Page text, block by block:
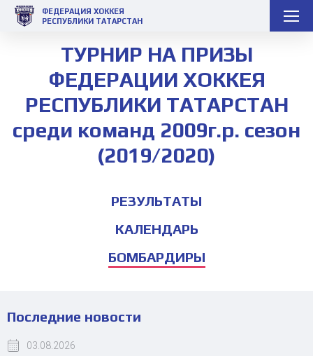
ФЕДЕРАЦИЯ ХОККЕЯ
РЕСПУБЛИКИ ТАТАРСТАН
ТУРНИР НА ПРИЗЫ
ФЕДЕРАЦИИ ХОККЕЯ
РЕСПУБЛИКИ ТАТАРСТАН
среди команд 2009г.р. сезон
(2019/2020)
РЕЗУЛЬТАТЫ
КАЛЕНДАРЬ
БОМБАРДИРЫ
Последние новости
03.08.2026